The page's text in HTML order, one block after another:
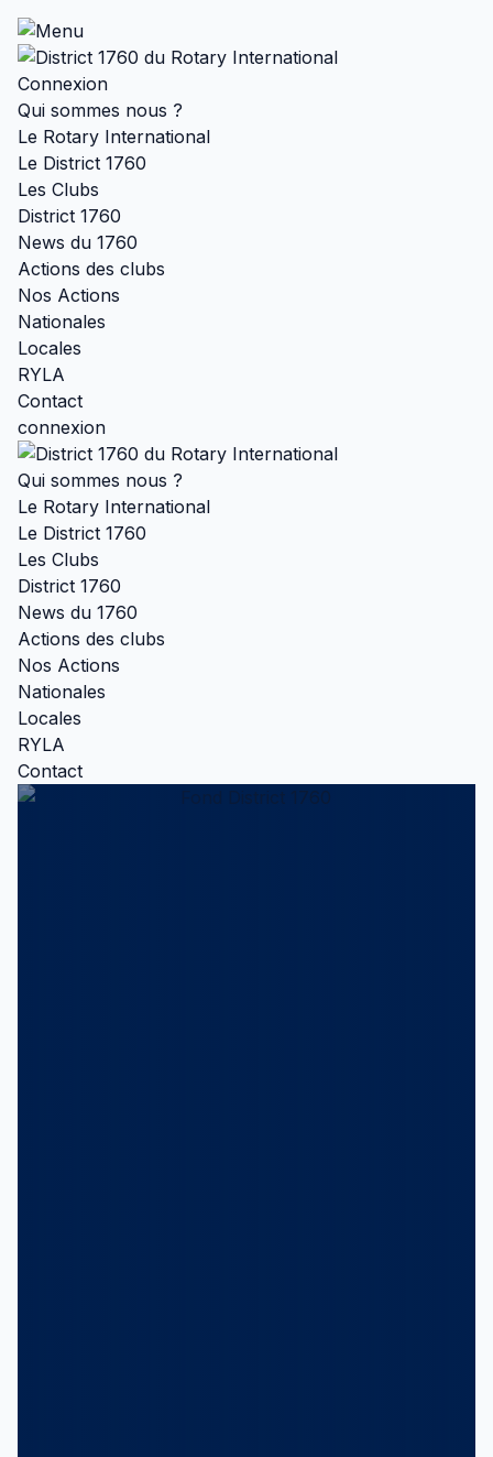
Connexion
Qui sommes nous ?
Le Rotary International
Le District 1760
Les Clubs
District 1760
News du 1760
Actions des clubs
Nos Actions
Nationales
Locales
RYLA
Contact
connexion
Qui sommes nous ?
Le Rotary International
Le District 1760
Les Clubs
District 1760
News du 1760
Actions des clubs
Nos Actions
Nationales
Locales
RYLA
Contact